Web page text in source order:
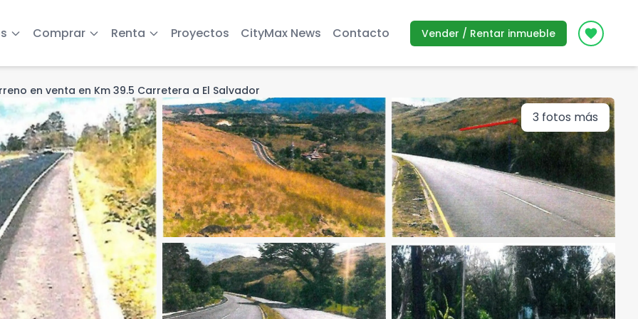
Comprar Renta Proyectos CityMax News Contacto Vender / Rentar inmueble Icon
en venta en Km 39.5 Carretera a El Salvador
3 fotos más